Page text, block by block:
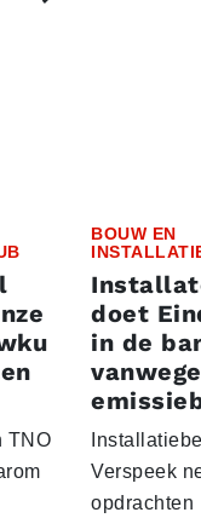
TNO
BOUW EN
doet
in de
Verspeek
opdrachten